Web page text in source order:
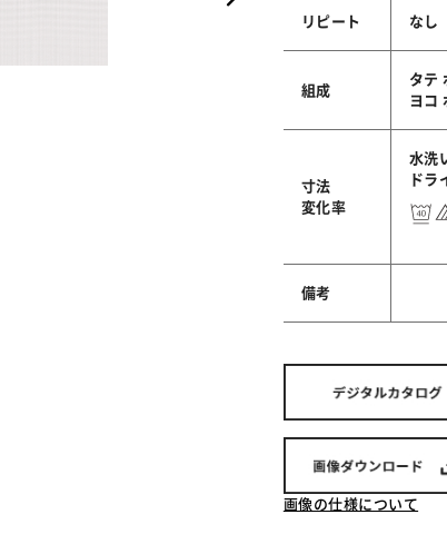
リピート なし
組成
タテ
ヨコ
寸法
変化率
水洗
ド
備考
画像の仕様について